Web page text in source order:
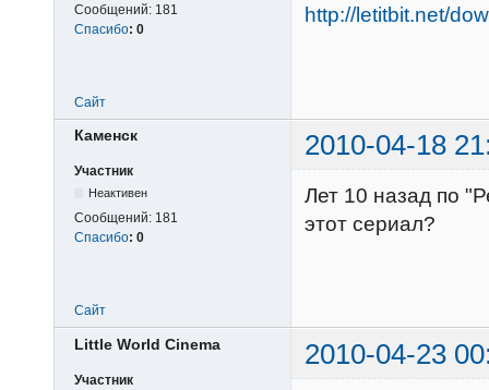
Сообщений: 181
Спасибо: 0
http://letitbit.net/
Сайт
Каменск 2010-04-18
Участник
Неактивен
Сообщений: 181
Спасибо: 0
Лет 10 назад по
этот сериал?
Сайт
Little World Cinema 2010-04-23
Участник